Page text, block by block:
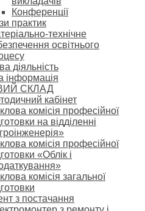
Конференції
практик
технічне
освітнього
діяльність
інформація
СКЛАД
кабінет
комісія професійної
на відділенні
комісія професійної
«Облік і
комісія загальної
з постачання